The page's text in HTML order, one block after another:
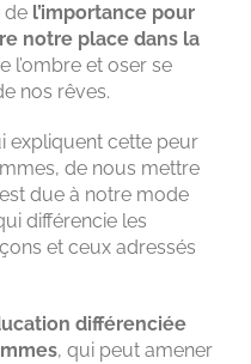
de l’importance pour
notre place dans la
l’ombre et oser se
nos rêves.
expliquent cette peur
de nous mettre
due à notre mode
différencie les
et ceux adressés
différenciée
, qui peut amener